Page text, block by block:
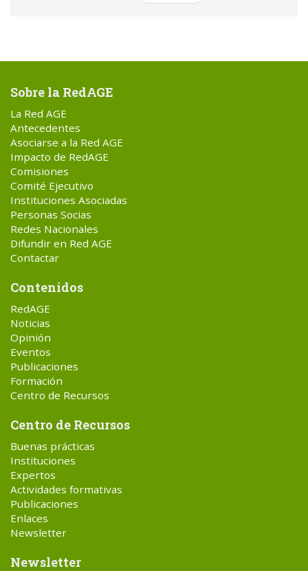
Sobre la RedAGE
La Red AGE
Antecedentes
Asociarse a la Red AGE
Impacto de RedAGE
Comisiones
Comité Ejecutivo
Instituciones Asociadas
Personas Socias
Redes Nacionales
Difundir en Red AGE
Contactar
Contenidos
RedAGE
Noticias
Opinión
Eventos
Publicaciones
Formación
Centro de Recursos
Centro de Recursos
Buenas prácticas
Instituciones
Expertos
Actividades formativas
Publicaciones
Enlaces
Newsletter
Newsletter